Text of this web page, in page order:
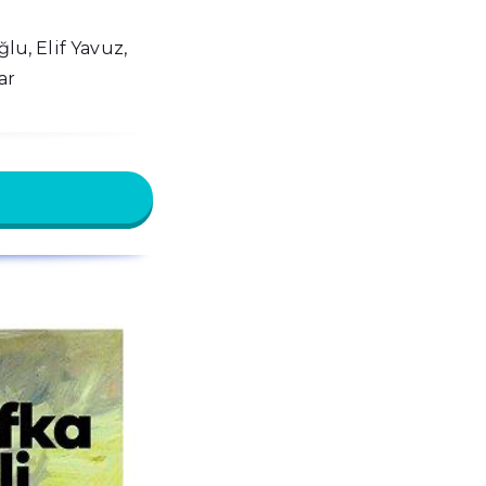
Elif Yavuz,